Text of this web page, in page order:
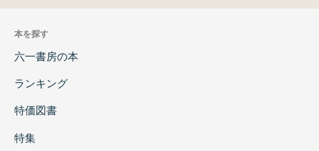
本を探す
六一書房の本
ランキング
特価図書
特集